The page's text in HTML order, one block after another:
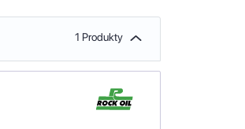
1 Produkty